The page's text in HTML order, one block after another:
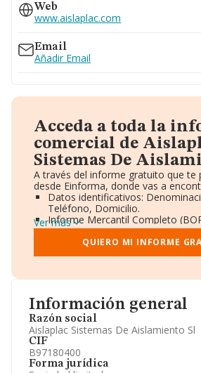
Información general
Razón social
Aislaplac Sistemas De Aislamiento Sl
CIF
B97180400
Forma jurídica
Web
www.aislaplac.com
Email
Añadir Email
Acceda a toda la
comercial de
Sistemas De
A través del informe gratuito que te
desde Einforma, donde vas a
Datos identificativos:
Teléfono, Domicilio.
Informe Mercantil Completo
Gráficos de Evolución Ventas y
Consejo de Administración y
Directivos y Ejecutivos.
Información oficial y registral
Ver más
QUIERO MI INFORME